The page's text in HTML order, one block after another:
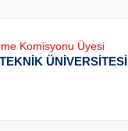
Komisyonu Üyesi
ÜNİVERSİTESİ